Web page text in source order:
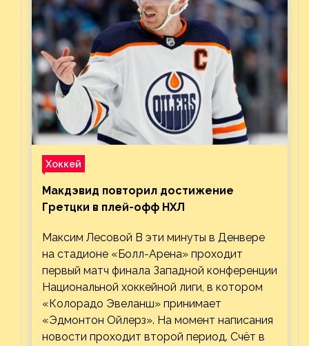
Хоккей
Макдэвид повторил достижение
Гретцки в плей-офф НХЛ
Максим Лесовой В эти минуты в Денвере
на стадионе «Болл-Арена» проходит
первый матч финала Западной конференции
Национальной хоккейной лиги, в котором
«Колорадо Эвеланш» принимает
«Эдмонтон Ойлерз». На момент написания
новости проходит второй период. Счёт в